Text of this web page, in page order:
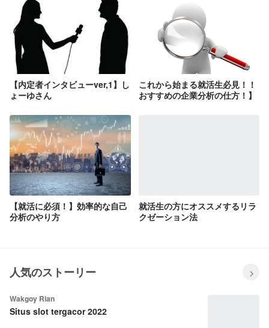
【内定者インタビューver,1】し
ょーゆさん
これから始まる就活生必見！！
おすすめの企業分析の仕方！】
【就活に必須！】効率的な自己
分析のやり方
就活生の方にオススメするリラ
クゼーション法
人気のストーリー
Wakgoy Rian
Situs slot tergacor 2022